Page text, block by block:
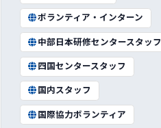
ボランティア・インターン
中部日本研修センタースタッフ
四国センタースタッフ
国内スタッフ
国際協力ボランティア